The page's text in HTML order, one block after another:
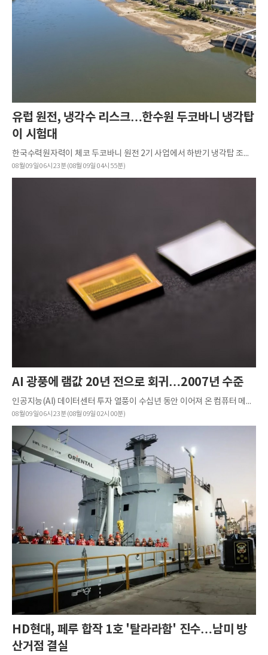
유럽 원전, 냉각수 리스크…한수원 두코바니 냉각탑
이 시험대
한국수력원자력이 체코 두코바니 원전 2기 사업에서 하반기 냉각탑 조달 절차를 맞으며 유럽에서 불거진 냉각수 리스크가 이행 능력의 첫 시험대로 올라섰다.라디오프라하는 지난 4일(현지시각) 두코바니가 냉각탑 방...
08월 09일 06시 23분 (08월 09일 04시 55분)
AI 광풍에 램값 20년 전으로 회귀…2007년 수준
인공지능(AI) 데이터센터 투자 열풍이 수십년 동안 이어져 온 컴퓨터 메모리 가격 하락 추세를 불과 수개월 만에 되돌리면서 램(RAM)의 단위당 가격이 지난 2007년 수준까지 치솟았다는 분석이 나왔다.IT 전문매체 톰...
08월 09일 06시 23분 (08월 09일 02시 00분)
HD현대, 페루 합작 1호 '탈라라함' 진수…남미 방
산거점 결실